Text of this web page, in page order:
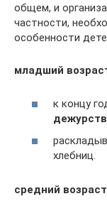
общем, и
частности,
особенности
младший
к концу
хлебниц.
средний